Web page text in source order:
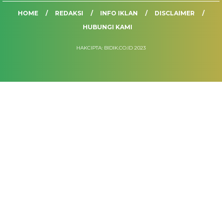
HOME REDAKSI INFO IKLAN
DISCLAIMER
HUBUNGI KAMI
HAKCIPTA: BIDIK.CO.ID 2023